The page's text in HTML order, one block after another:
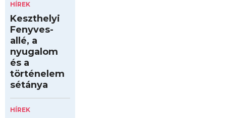
HÍREK
Keszthelyi
Fenyves-
allé, a
nyugalom
és a
történelem
sétánya
HÍREK